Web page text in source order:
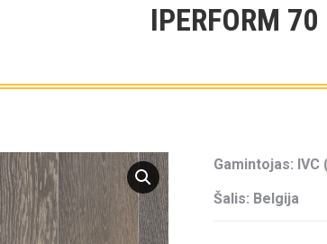
IPERFORM
Gamintojas: IVC
Šalis: Belgija